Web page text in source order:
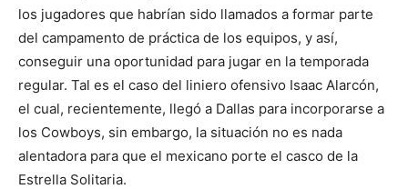
los jugadores que habrían sido llamados a formar parte
del campamento de práctica de los equipos, y así,
conseguir una oportunidad para jugar en la temporada
regular. Tal es el caso del liniero ofensivo Isaac Alarcón,
el cual, recientemente, llegó a Dallas para incorporarse a
los Cowboys, sin embargo, la situación no es nada
alentadora para que el mexicano porte el casco de la
Estrella Solitaria.